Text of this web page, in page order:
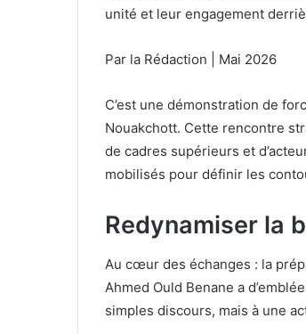
unité et leur engagement
Par la Rédaction | Mai 2026
C’est une démonstration de
Nouakchott. Cette rencontre
de cadres supérieurs et
mobilisés pour définir les
Redynamiser la
Au cœur des échanges : la
Ahmed Ould Benane a
simples discours, mais à une